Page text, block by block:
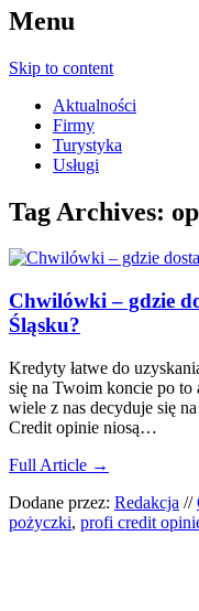
Menu
Skip to content
Aktualności
Firmy
Turystyka
Usługi
Tag Archives:
Chwilówki – gdzie
Śląsku?
Kredyty łatwe do
się na Twoim koncie po to
wiele z nas decyduje się
Credit opinie niosą…
Full Article →
Dodane przez: Redakcja //
pożyczki, profi credit